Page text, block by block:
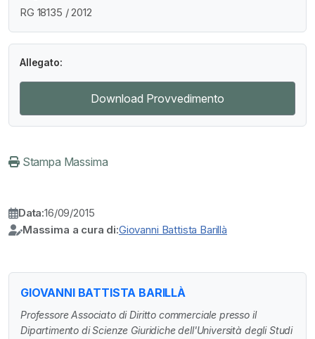
RG 18135 / 2012
Allegato:
Download Provvedimento
Stampa Massima
Data:16/09/2015
Massima a cura di:Giovanni Battista Barillà
GIOVANNI BATTISTA BARILLÀ
Professore Associato di Diritto commerciale presso il
Dipartimento di Scienze Giuridiche dell'Università degli Studi